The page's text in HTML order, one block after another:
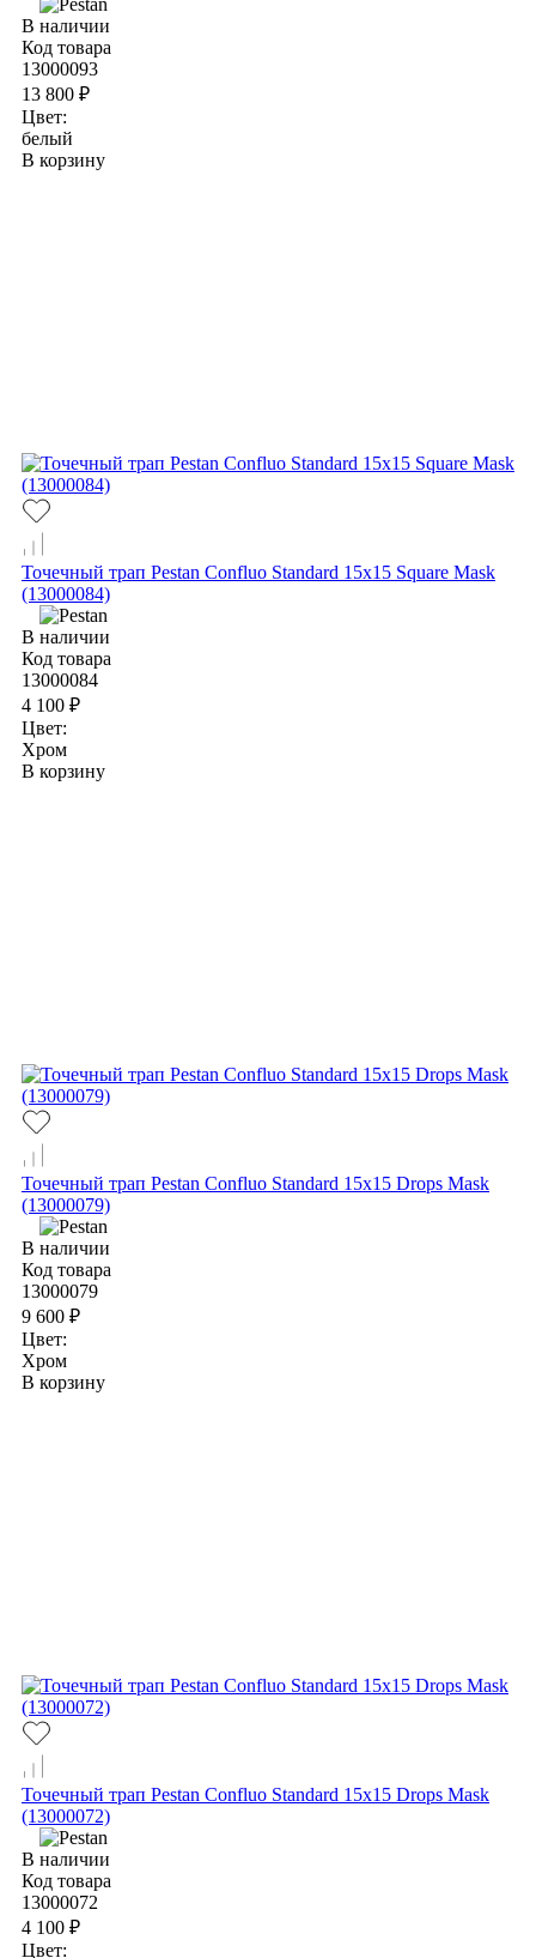
В наличии
Код товара
13000093
13 800 ₽
Цвет:
белый
В корзину
Точечный трап Pestan Confluo Standard 15х15 Square Mask
(13000084)
В наличии
Код товара
13000084
4 100 ₽
Цвет:
Хром
В корзину
Точечный трап Pestan Confluo Standard 15х15 Drops Mask
(13000079)
В наличии
Код товара
13000079
9 600 ₽
Цвет:
Хром
В корзину
Точечный трап Pestan Confluo Standard 15х15 Drops Mask
(13000072)
В наличии
Код товара
13000072
4 100 ₽
Цвет: